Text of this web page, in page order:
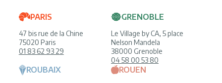
PARIS
47 bis rue de la Chine
75020 Paris
01 83 62 93 29
GRENOBLE
Le Village by CA, 5 place
Nelson Mandela
38000 Grenoble
04 58 00 53 80
ROUBAIX ROUEN